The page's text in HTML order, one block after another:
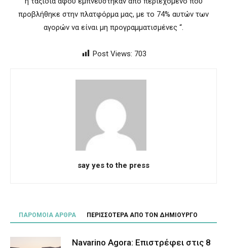
προβλήθηκε στην πλατφόρμα μας, με το 74% αυτών των
αγορών να είναι μη προγραμματισμένες “.
Post Views: 703
say yes to the press
ΠΑΡΟΜΟΙΑ ΑΡΘΡΑ ΠΕΡΙΣΣΟΤΕΡΑ ΑΠΟ ΤΟΝ ΔΗΜΙΟΥΡΓΟ
Navarino Agora: Επιστρέφει στις 8